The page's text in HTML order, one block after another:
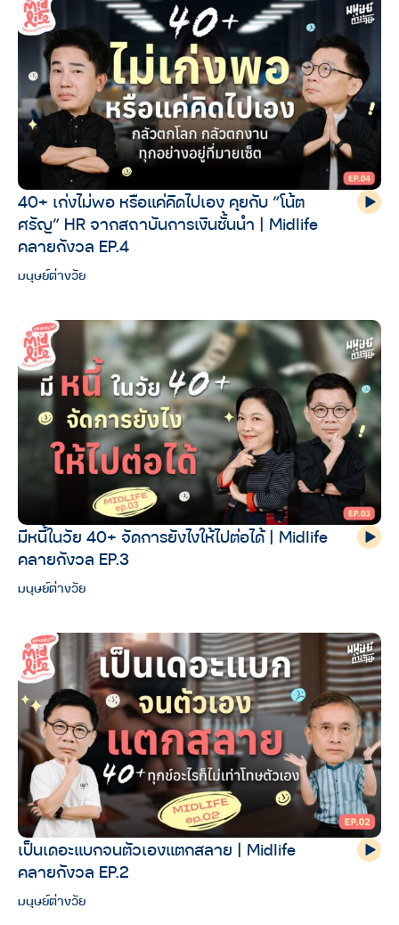
40+ เก่งไม่พอ หรือแค่คิดไปเอง คุยกับ “โน้ต
ศรัญ” HR จากสถาบันการเงินชั้นนำ | Midlife
คลายกังวล EP.4
มนุษย์ต่างวัย
มีหนี้ในวัย 40+ จัดการยังไงให้ไปต่อได้ | Midlife
คลายกังวล EP.3
มนุษย์ต่างวัย
เป็นเดอะแบกจนตัวเองแตกสลาย | Midlife
คลายกังวล EP.2
มนุษย์ต่างวัย